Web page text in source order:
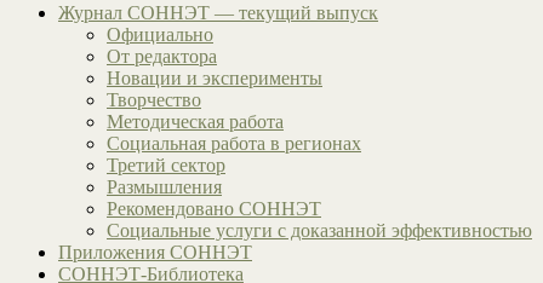
Журнал СОННЭТ — текущий выпуск
Официально
От редактора
Новации и эксперименты
Творчество
Методическая работа
Социальная работа в регионах
Третий сектор
Размышления
Рекомендовано СОННЭТ
Социальные услуги с доказанной эффективностью
Приложения СОННЭТ
СОННЭТ-Библиотека